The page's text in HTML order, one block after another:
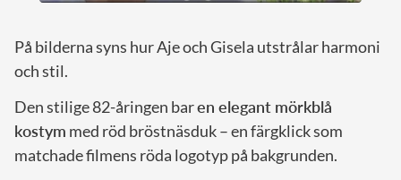
På bilderna syns hur Aje och Gisela utstrålar harmoni
och stil.
Den stilige 82-åringen baren elegant mörkblå
kostym med röd bröstnäsduk – en färgklick som
matchade filmens röda logotyp på bakgrunden.